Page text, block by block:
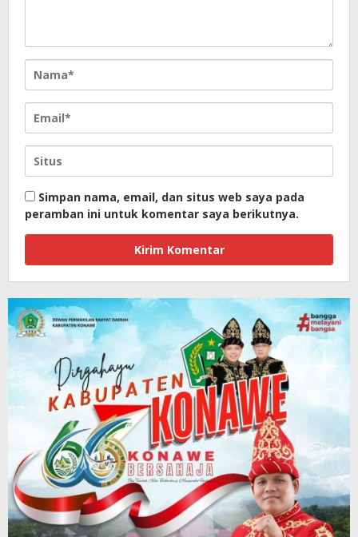
Simpan nama, email, dan situs web saya pada
peramban ini untuk komentar saya berikutnya.